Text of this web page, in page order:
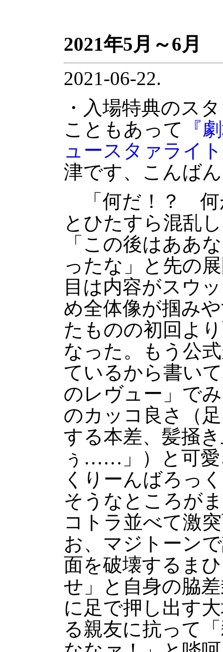
2021年5月～6月
2021-06-22.
・入場特典のス
こともあって
『
ュースタァライ
津です、こんば
「何だ！？ 何
とひたすら混乱
「この後はああ
ったな」と先の
目は内容がスウ
め全体像が掴み
たものの初回よ
なった。もう公
ているから書い
のレヴュー」で
のカッコ良さ（
する本差、髪掻
ぅ……」）と可愛
くりーんばろっ
そうなところが
コトラ並べて激
お、マジトーン
面を破壊するま
せ」と自身の脇
に足で押し出す
る親友に抗って